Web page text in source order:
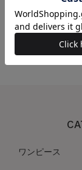
こちらの商品は取扱
ワンピース